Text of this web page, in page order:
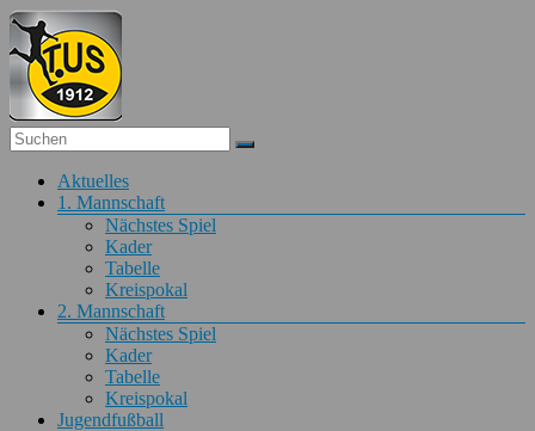
Zum
Inhalt
springen
Fußball
TuS
Obertiefenbach
Obertiefenbach
Menü
Aktuelles
1. Mannschaft
Nächstes Spiel
Kader
Tabelle
Kreispokal
2. Mannschaft
Nächstes Spiel
Kader
Tabelle
Kreispokal
Jugendfußball